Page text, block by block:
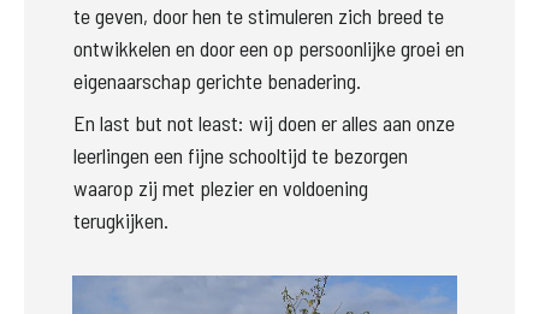
te geven, door hen te stimuleren zich breed te
ontwikkelen en door een op persoonlijke groei en
eigenaarschap gerichte benadering.
En last but not least: wij doen er alles aan onze
leerlingen een fijne schooltijd te bezorgen
waarop zij met plezier en voldoening
terugkijken.
Groter